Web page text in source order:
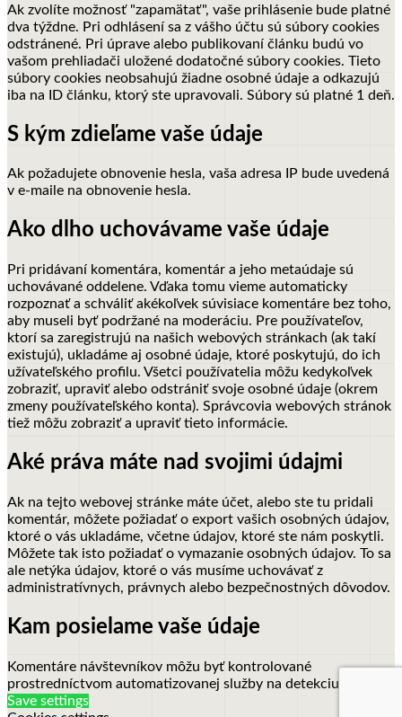
Ak zvolíte možnosť "zapamätať", vaše prihlásenie bude platné
dva týždne. Pri odhlásení sa z vášho účtu sú súbory cookies
odstránené. Pri úprave alebo publikovaní článku budú vo
vašom prehliadači uložené dodatočné súbory cookies. Tieto
súbory cookies neobsahujú žiadne osobné údaje a odkazujú
iba na ID článku, ktorý ste upravovali. Súbory sú platné 1 deň.
S kým zdieľame vaše údaje
Ak požadujete obnovenie hesla, vaša adresa IP bude uvedená
v e-maile na obnovenie hesla.
Ako dlho uchovávame vaše údaje
Pri pridávaní komentára, komentár a jeho metaúdaje sú
uchovávané oddelene. Vďaka tomu vieme automaticky
rozpoznať a schváliť akékoľvek súvisiace komentáre bez toho,
aby museli byť podržané na moderáciu. Pre používateľov,
ktorí sa zaregistrujú na našich webových stránkach (ak takí
existujú), ukladáme aj osobné údaje, ktoré poskytujú, do ich
užívateľského profilu. Všetci používatelia môžu kedykoľvek
zobraziť, upraviť alebo odstrániť svoje osobné údaje (okrem
zmeny používateľského konta). Správcovia webových stránok
tiež môžu zobraziť a upraviť tieto informácie.
Aké práva máte nad svojimi údajmi
Ak na tejto webovej stránke máte účet, alebo ste tu pridali
komentár, môžete požiadať o export vašich osobných údajov,
ktoré o vás ukladáme, včetne údajov, ktoré ste nám poskytli.
Môžete tak isto požiadať o vymazanie osobných údajov. To sa
ale netýka údajov, ktoré o vás musíme uchovávať z
administratívnych, právnych alebo bezpečnostných dôvodov.
Kam posielame vaše údaje
Komentáre návštevníkov môžu byť kontrolované
prostredníctvom automatizovanej služby na detekciu spamu.
Save settings